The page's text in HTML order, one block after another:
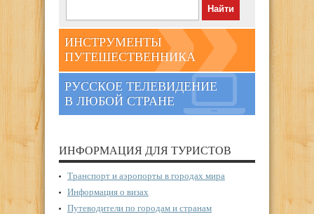
ИНСТРУМЕНТЫ
ПУТЕШЕСТВЕННИКА
РУССКОЕ ТЕЛЕВИДЕНИЕ
В ЛЮБОЙ СТРАНЕ
ИНФОРМАЦИЯ ДЛЯ ТУРИСТОВ
Транспорт и аэропорты в городах мира
Информация о визах
Путеводители по городам и странам